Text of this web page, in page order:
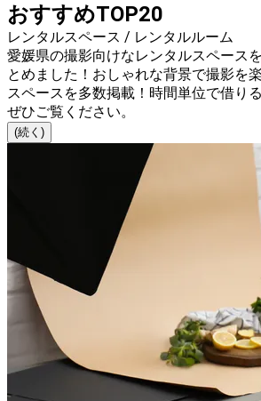
おすすめTOP20
レンタルスペース / レンタルルーム
愛媛県の撮影向けなレンタルスペース
とめました！おしゃれな背景で撮影を
スペースを多数掲載！時間単位で借り
ぜひご覧ください。
(続く)